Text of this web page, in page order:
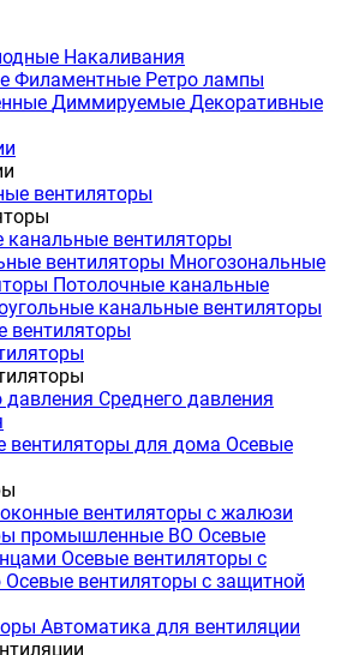
Накаливания
Филаментные Ретро лампы
Диммируемые Декоративные
вентиляторы
канальные вентиляторы
вентиляторы Многозональные
Потолочные канальные
канальные вентиляторы
вентиляторы
давления Среднего давления
для дома Осевые
вентиляторы с жалюзи
промышленные ВО Осевые
Осевые вентиляторы с
Осевые вентиляторы с защитной
Автоматика для вентиляции